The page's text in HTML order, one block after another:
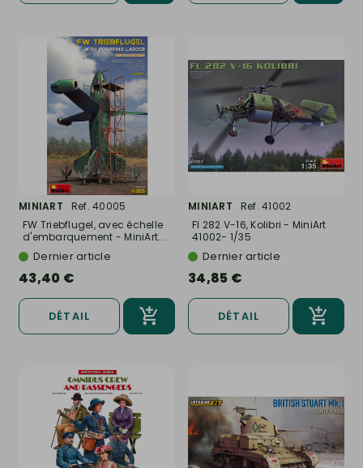
MINIART
Ref. 40005
FW Triebflugel, avec échelle
d'embarquement - MiniArt...
Dernier article
43,40 €
DÉTAIL
MINIART
Ref. 41002
FI 282 V-16, Kolibri - MiniArt
41002- 1/35
Dernier article
34,85 €
DÉTAIL